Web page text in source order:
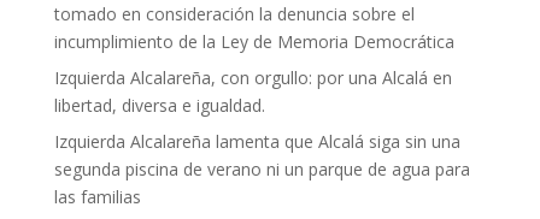
tomado en consideración la denuncia sobre el
incumplimiento de la Ley de Memoria Democrática
Izquierda Alcalareña, con orgullo: por una Alcalá en
libertad, diversa e igualdad.
Izquierda Alcalareña lamenta que Alcalá siga sin una
segunda piscina de verano ni un parque de agua para
las familias